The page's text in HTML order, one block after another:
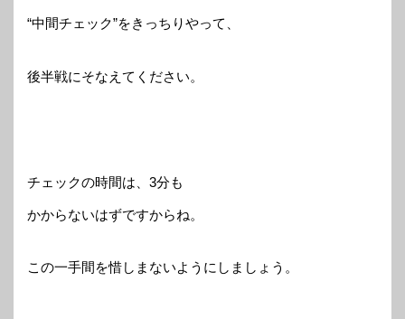
“中間チェック”をきっちりやって、
後半戦にそなえてください。
チェックの時間は、3分も
かからないはずですからね。
この一手間を惜しまないようにしましょう。